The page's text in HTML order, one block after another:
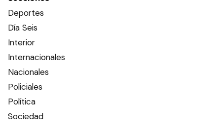
Deportes
Día Seis
Interior
Internacionales
Nacionales
Policiales
Política
Sociedad